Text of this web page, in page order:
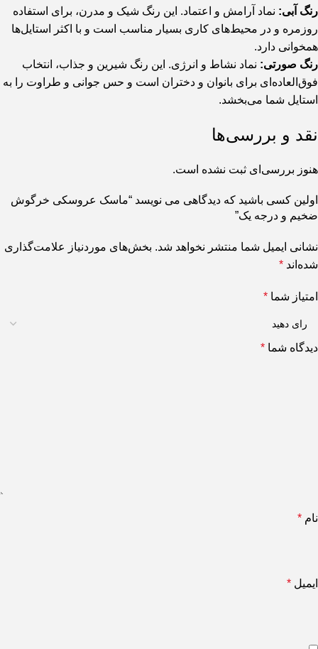
رنگ آبی: نماد آرامش و اعتماد. این رنگ شیک و مدرن، برای استفاده
روزمره و در محیط‌های کاری بسیار مناسب است و با اکثر استایل‌ها
همخوانی دارد.
رنگ صورتی: نماد نشاط و انرژی. این رنگ شیرین و جذاب، انتخاب
فوق‌العاده‌ای برای بانوان و دختران است و حس جوانی و طراوت را به
استایل شما می‌بخشد.
نقد و بررسی‌ها
هنوز بررسی‌ای ثبت نشده است.
اولین کسی باشید که دیدگاهی می نویسد “ماسک عروسکی خرگوش
ضخیم و درجه یک”
نشانی ایمیل شما منتشر نخواهد شد. بخش‌های موردنیاز علامت‌گذاری
شده‌اند *
امتیاز شما *
دیدگاه شما *
نام *
ایمیل *